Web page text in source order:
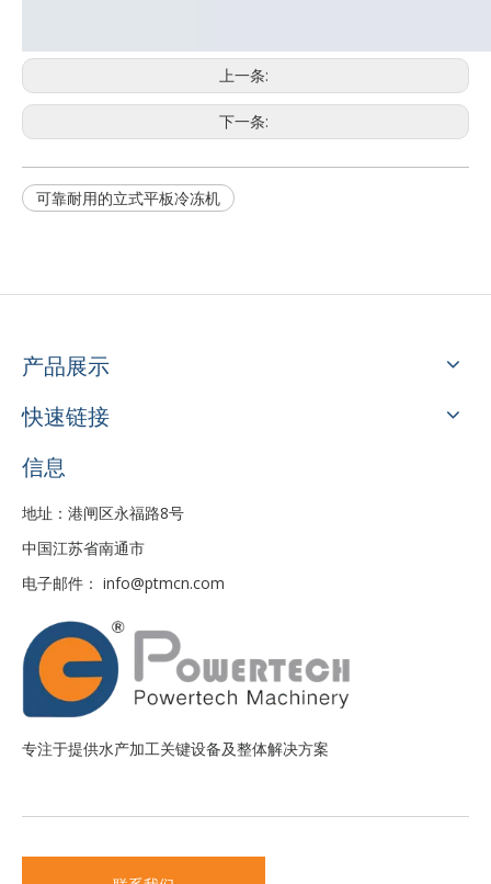
上一条:
下一条:
可靠耐用的立式平板冷冻机
产品展示
快速链接
信息
地址：港闸区永福路8号
中国江苏省南通市
电子邮件： info@ptmcn.com
专注于提供水产加工关键设备及整体解决方案